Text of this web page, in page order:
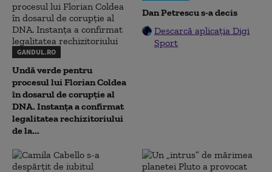
GANDUL.RO
Undă verde pentru
procesul lui Florian Coldea
în dosarul de corupție al
DNA. Instanța a confirmat
legalitatea rechizitoriului
de la...
Dan Petrescu s-a decis
Descarcă aplicația Digi
Sport